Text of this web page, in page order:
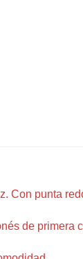
Con punta
de primera